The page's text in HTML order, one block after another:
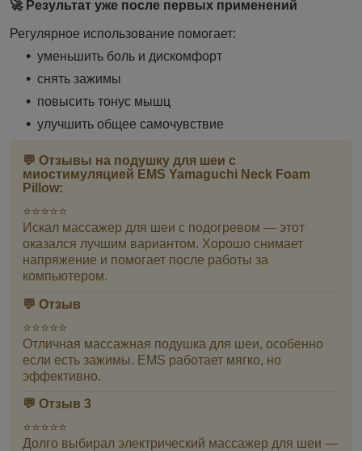
🚀 Результат уже после первых применений
Регулярное использование помогает:
уменьшить боль и дискомфорт
снять зажимы
повысить тонус мышц
улучшить общее самочувствие
💬 Отзывы на подушку для шеи с
миостимуляцией EMS Yamaguchi Neck Foam
Pillow:
⭐⭐⭐⭐⭐
Искал массажер для шеи с подогревом — этот
оказался лучшим вариантом. Хорошо снимает
напряжение и помогает после работы за
компьютером.
💬 Отзыв
⭐⭐⭐⭐⭐
Отличная массажная подушка для шеи, особенно
если есть зажимы. EMS работает мягко, но
эффективно.
💬 Отзыв 3
⭐⭐⭐⭐⭐
Долго выбирал электрический массажер для шеи —